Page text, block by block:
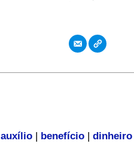
auxílio| benefício| dinheiro